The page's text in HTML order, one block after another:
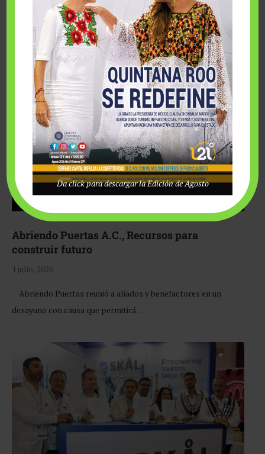
Fairmont Mayakoba y Make-A-Wish México unieron
esfuerzos para hacer realidad el deseo de una …
Abriendo Puertas A.C., Recursos para
construir futuro
1 julio, 2026
Abriendo Puertas reunió a aliados y benefactores en un
desayuno con causa que permitirá …
Da click para descargar la Edición de Agosto